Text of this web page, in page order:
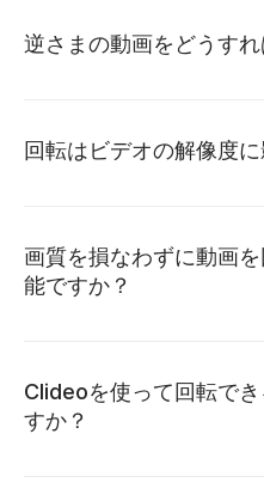
逆さまの動画をどうす
回転はビデオの解像度
画質を損なわずに動画
能ですか？
Clideoを使って回転で
すか？